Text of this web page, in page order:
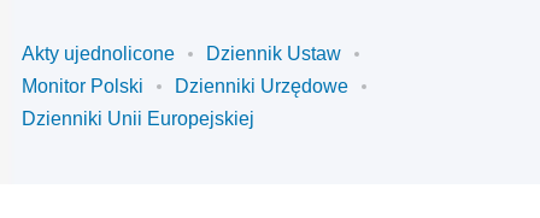
Akty ujednolicone
Dziennik Ustaw
Monitor Polski
Dzienniki Urzędowe
Dzienniki Unii Europejskiej